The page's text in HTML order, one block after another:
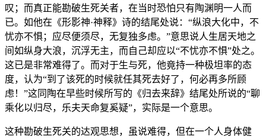
叹；而真正能勘破生死关者，在当时恐怕只有陶渊明一人而
已。如他在《形影神·神释》诗的结尾处说：“纵浪大化中，不
忧亦不惧；应尽便须尽，无复独多虑。”意思说人生居天地之
间如纵身大浪，沉浮无主，而自己却应以“不忧亦不惧”处之。
这已是非常难得了。而对于生与死，他竟持一种极坦率的态
度，认为“到了该死的时候就任其死去好了，何必再多所顾
虑！”这同陶在早些时候所写的《归去来辞》结尾处所说的“聊
乘化以归尽，乐夫天命复奚疑”，实际是一个意思。
这种勘破生死关的达观思想，虽说难得，但在一个人身体健